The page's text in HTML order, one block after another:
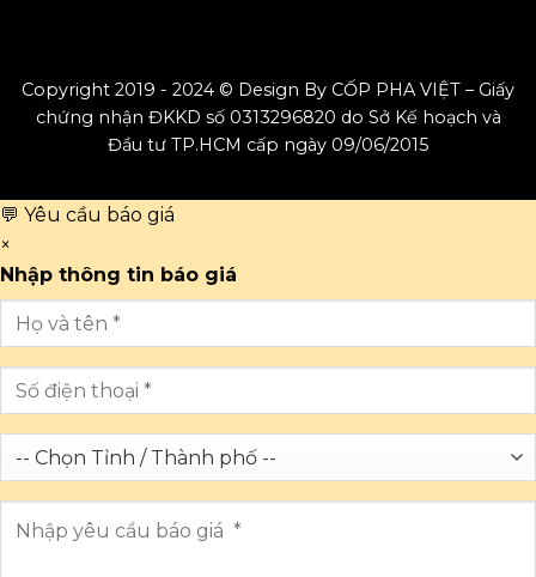
Copyright 2019 - 2024 © Design By CỐP PHA VIỆT – Giấy
chứng nhận ĐKKD số 0313296820 do Sở Kế hoạch và
Đầu tư TP.HCM cấp ngày 09/06/2015
💬 Yêu cầu báo giá
×
Nhập thông tin báo giá